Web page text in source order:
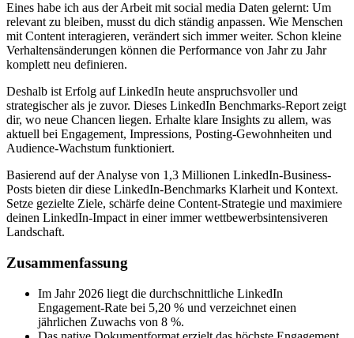
Eines habe ich aus der Arbeit mit social media Daten gelernt: Um
relevant zu bleiben, musst du dich ständig anpassen. Wie Menschen
mit Content interagieren, verändert sich immer weiter. Schon kleine
Verhaltensänderungen können die Performance von Jahr zu Jahr
komplett neu definieren.
Deshalb ist Erfolg auf LinkedIn heute anspruchsvoller und
strategischer als je zuvor. Dieses LinkedIn Benchmarks-Report zeigt
dir, wo neue Chancen liegen. Erhalte klare Insights zu allem, was
aktuell bei Engagement, Impressions, Posting-Gewohnheiten und
Audience-Wachstum funktioniert.
Basierend auf der Analyse von 1,3 Millionen LinkedIn-Business-
Posts bieten dir diese LinkedIn-Benchmarks Klarheit und Kontext.
Setze gezielte Ziele, schärfe deine Content-Strategie und maximiere
deinen LinkedIn-Impact in einer immer wettbewerbsintensiveren
Landschaft.
Zusammenfassung
Im Jahr 2026 liegt die durchschnittliche LinkedIn
Engagement-Rate bei 5,20 % und verzeichnet einen
jährlichen Zuwachs von 8 %.